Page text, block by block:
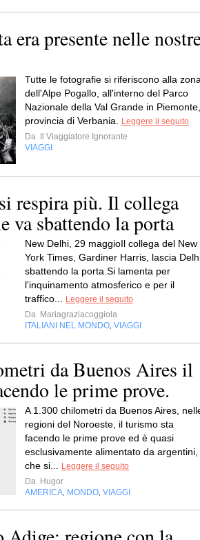
era presente nelle
Tutte le fotografie si riferiscono alla
dell'Alpe Pogallo, all'interno del Parco
Nazionale della Val Grande in Piemonte,
provincia di Verbania.
Leggere il seguito
Da
Il Viaggiatore Ignorante
VIAGGI
respira più. Il collega
va sbattendo la porta
New Delhi, 29 maggioIl collega del New
York Times, Gardiner Harris, lascia
sbattendo la porta.Si lamenta per
l'inquinamento atmosferico e per il
traffico...
Leggere il seguito
Da Mariagraziacoggiola
ITALIANI NEL MONDO VIAGGI
da Buenos Aires il
le prime prove.
A 1.300 chilometri da Buenos Aires,
regioni del Noroeste, il turismo sta
facendo le prime prove ed è quasi
esclusivamente alimentato da argentini,
che si...
Leggere il seguito
Da Hugor
AMERICA MONDO VIAGGI